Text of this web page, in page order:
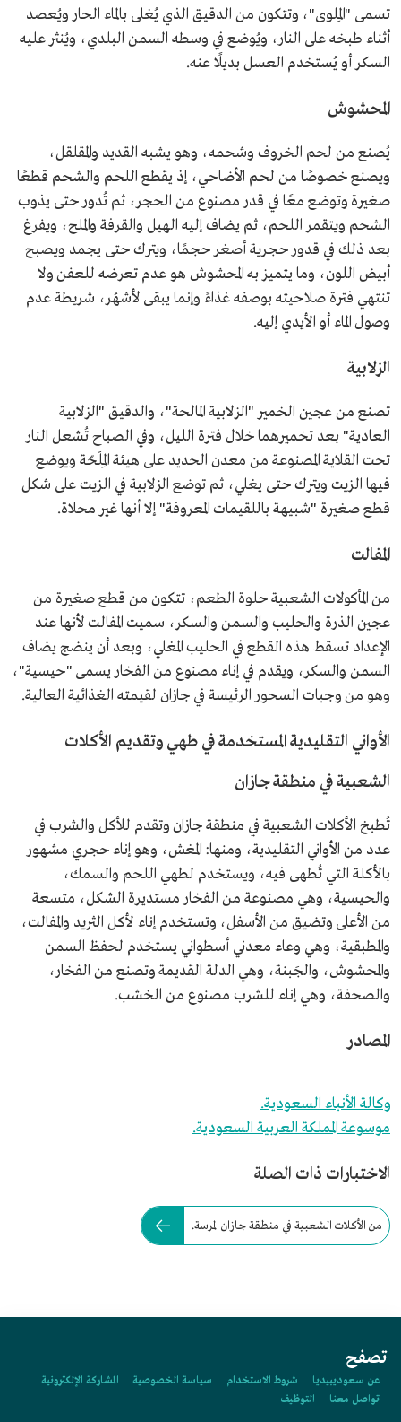
تسمى "المِلوى"، وتتكون من الدقيق الذي يُغلى بالماء الحار ويُعصد
أثناء طبخه على النار، ويُوضع في وسطه السمن البلدي، ويُنثر عليه
السكر أو يُستخدم العسل بديلًا عنه.
المحشوش
يُصنع من لحم الخروف وشحمه، وهو يشبه القديد والمقلقل،
ويصنع خصوصًا من لحم الأضاحي، إذ يقطع اللحم والشحم قطعًا
صغيرة وتوضع معًا في قدر مصنوع من الحجر، ثم تُدور حتى يذوب
الشحم ويتقمر اللحم، ثم يضاف إليه الهيل والقرفة والملح، ويفرغ
بعد ذلك في قدور حجرية أصغر حجمًا، ويترك حتى يجمد ويصبح
أبيض اللون، وما يتميز به المحشوش هو عدم تعرضه للعفن ولا
تنتهي فترة صلاحيته بوصفه غذاءً وإنما يبقى لأشهُر، شريطة عدم
وصول الماء أو الأيدي إليه.
الزلابية
تصنع من عجين الخمير "الزلابية المالحة"، والدقيق "الزلابية
العادية" بعد تخميرهما خلال فترة الليل، وفي الصباح تُشعل النار
تحت القلاية المصنوعة من معدن الحديد على هيئة المِلَحّة ويوضع
فيها الزيت ويترك حتى يغلي، ثم توضع الزلابية في الزيت على شكل
قطع صغيرة "شبيهة باللقيمات المعروفة" إلا أنها غير محلاة.
المفالت
من المأكولات الشعبية حلوة الطعم، تتكون من قطع صغيرة من
عجين الذرة والحليب والسمن والسكر، سميت المفالت لأنها عند
الإعداد تسقط هذه القطع في الحليب المغلي، وبعد أن ينضج يضاف
السمن والسكر، ويقدم في إناء مصنوع من الفخار يسمى "حيسية"،
وهو من وجبات السحور الرئيسة في جازان لقيمته الغذائية العالية.
الأواني التقليدية المستخدمة في طهي وتقديم الأكلات
الشعبية في منطقة جازان
تُطبخ الأكلات الشعبية في منطقة جازان وتقدم للأكل والشرب في
عدد من الأواني التقليدية، ومنها: المغش، وهو إناء حجري مشهور
بالأكلة التي تُطهى فيه، ويستخدم لطهي اللحم والسمك،
والحيسية، وهي مصنوعة من الفخار مستديرة الشكل، متسعة
من الأعلى وتضيق من الأسفل، وتستخدم إناء لأكل الثريد والمفالت،
والمطبقية، وهي وعاء معدني أسطواني يستخدم لحفظ السمن
والمحشوش، والجَبنة، وهي الدلة القديمة وتصنع من الفخار،
والصحفة، وهي إناء للشرب مصنوع من الخشب.
المصادر
وكالة الأنباء السعودية.
موسوعة المملكة العربية السعودية.
الاختبارات ذات الصلة
من الأكلات الشعبية في منطقة جازان المرسة.
تصفح
عن سعوديبيديا شروط الاستخدام سياسة الخصوصية
المشاركة الإلكترونية
تواصل معنا
التوظيف